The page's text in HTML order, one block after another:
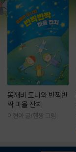
똥깨비 도니와 반짝반
짝 마을 잔치
이현아 글/핸짱 그림